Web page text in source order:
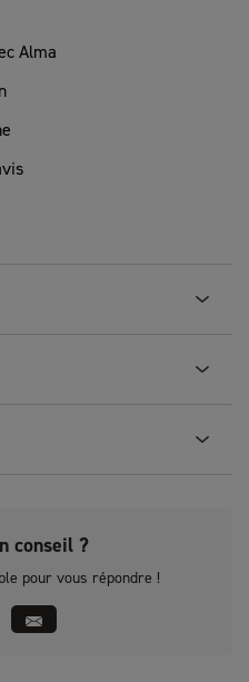
Alma
conseil ?
pour vous répondre !